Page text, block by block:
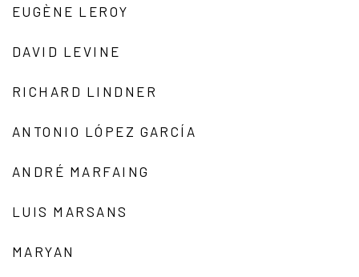
EUGÈNE LEROY
DAVID LEVINE
RICHARD LINDNER
ANTONIO LÓPEZ GARCÍA
ANDRÉ MARFAING
LUIS MARSANS
MARYAN